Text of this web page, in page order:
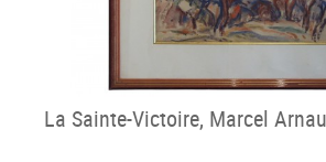
La Sainte-Victoire, Marcel